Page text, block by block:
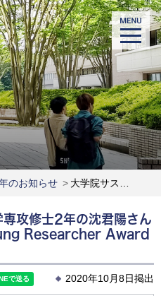
のお知らせ > 大学院サステイナブル工学専攻修士2年の沈君陽さんが「ITCA 2020」でYoung Researcher Awardを受賞
攻修士2年の沈君陽さん
Researcher Award
2020年10月8日掲出